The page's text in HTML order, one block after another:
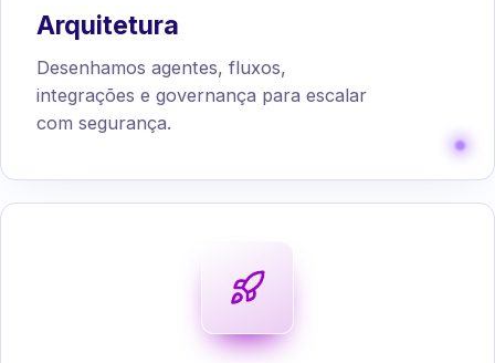
Arquitetura
Desenhamos agentes, fluxos,
integrações e governança para escalar
com segurança.